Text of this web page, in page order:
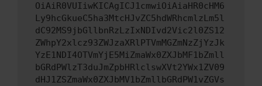
OiAiR0VUIiwKICAgICJ1cmwiOiAiaHR0cHM6
Ly9hcGkueC5ha3MtcHJvZC5hdWRhcmlzLm5l
dC92MS9jbGllbnRzLzIxNDIvd2Vic2l0ZS12
ZWhpY2xlcz93ZWJzaXRlPTVmMGZmNzZjYzJk
YzE1NDI4OTVmYjE5MiZmaWx0ZXJbMF1bZmll
bGRdPWlzT3duJmZpbHRlclswXVt2YWx1ZV09
dHJ1ZSZmaWx0ZXJbMV1bZmllbGRdPW1vZGVs